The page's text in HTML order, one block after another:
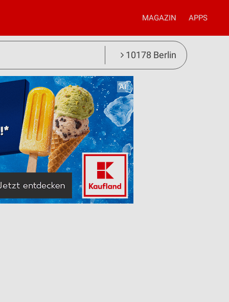
MAGAZIN APPS
10178 Berlin